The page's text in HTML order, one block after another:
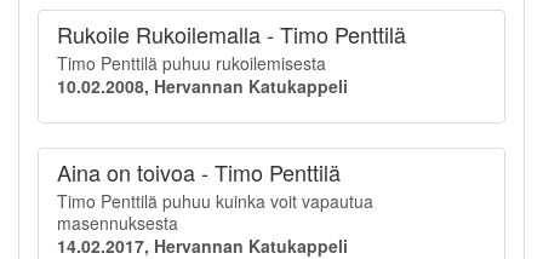
Rukoile Rukoilemalla - Timo Penttilä
Timo Penttilä puhuu rukoilemisesta
10.02.2008, Hervannan Katukappeli
Aina on toivoa - Timo Penttilä
Timo Penttilä puhuu kuinka voit vapautua
masennuksesta
14.02.2017, Hervannan Katukappeli